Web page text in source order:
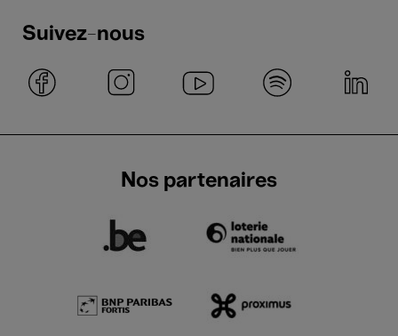
Suivez-nous
Nos partenaires